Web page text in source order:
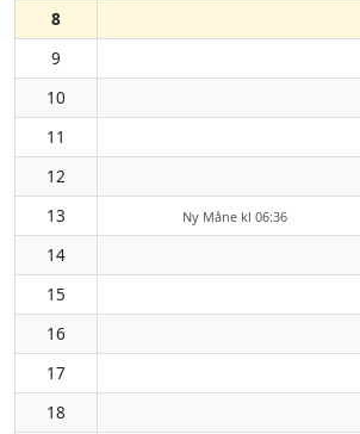
8
9
10
11
12
13 Ny Måne kl 06:36
14
15
16
17
18